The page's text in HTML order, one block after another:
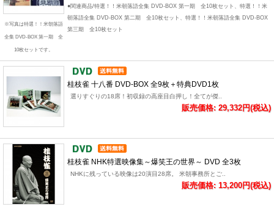
※写真は特選！！米朝落語
全集 DVD-BOX 第一期 全
10枚セットです。
●関連商品/特選！！米朝落語全集 DVD-BOX 第一期 全10枚セット、特選！！米
朝落語全集 DVD-BOX 第二期 全10枚セット、特選！！米朝落語全集 DVD-BOX
第三期 全10枚セット
桂枝雀 十八番 DVD-BOX 全9枚＋特典DVD1枚
選りすぐりの18席！初収録の高座目白押し！全てが傑..
販売価格: 29,332円(税込)
桂枝雀 NHK特選映像集～爆笑王の世界～ DVD 全3枚
NHKに残っている映像は20演目28席。 米朝事務所とご..
販売価格: 13,200円(税込)